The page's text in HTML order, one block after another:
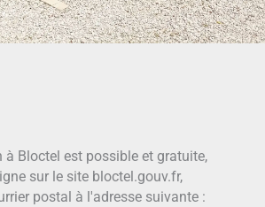
à Bloctel est possible et gratuite,
sur le site bloctel.gouv.fr,
postal à l'adresse suivante :